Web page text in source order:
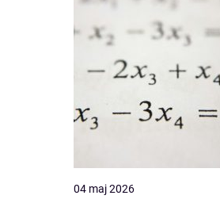
04 maj 2026